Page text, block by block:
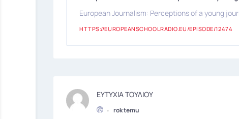
European Journalism: Perceptions of a young
HTTPS://EUROPEANSCHOOLRADIO.EU/EPISODE/12474
ΕΥΤΥΧΙΑ ΤΟΥΛΙΟΥ
• rok temu